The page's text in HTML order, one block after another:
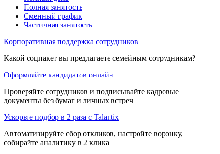
Полная занятость
Сменный график
Частичная занятость
Корпоративная поддержка сотрудников
Какой соцпакет вы предлагаете семейным сотрудникам?
Оформляйте кандидатов онлайн
Проверяйте сотрудников и подписывайте кадровые
документы без бумаг и личных встреч
Ускорьте подбор в 2 раза с Talantix
Автоматизируйте сбор откликов, настройте воронку,
собирайте аналитику в 2 клика